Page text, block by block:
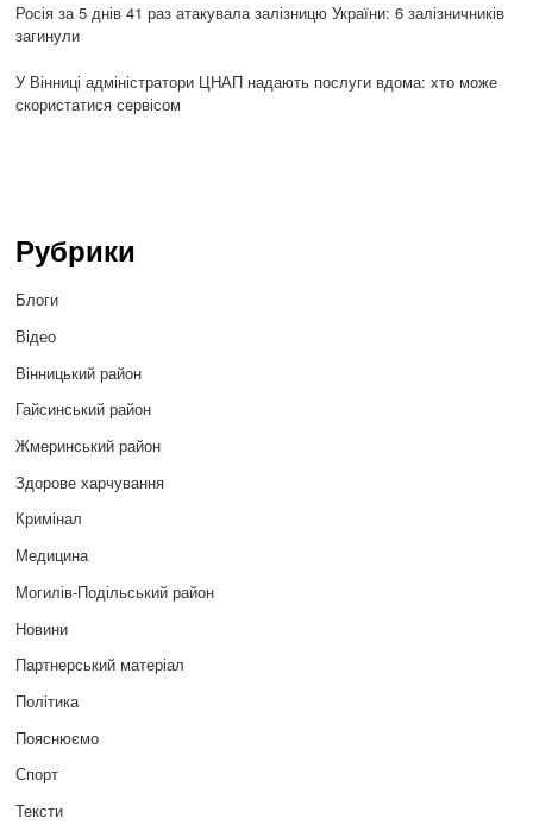
Росія за 5 днів 41 раз атакувала залізницю України: 6 залізничників
загинули
У Вінниці адміністратори ЦНАП надають послуги вдома: хто може
скористатися сервісом
Рубрики
Блоги
Відео
Вінницький район
Гайсинський район
Жмеринський район
Здорове харчування
Кримінал
Медицина
Могилів-Подільський район
Новини
Партнерський матеріал
Політика
Пояснюємо
Спорт
Тексти